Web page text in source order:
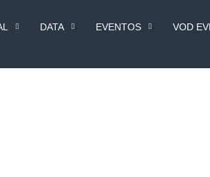
DATA EVENTOS VOD